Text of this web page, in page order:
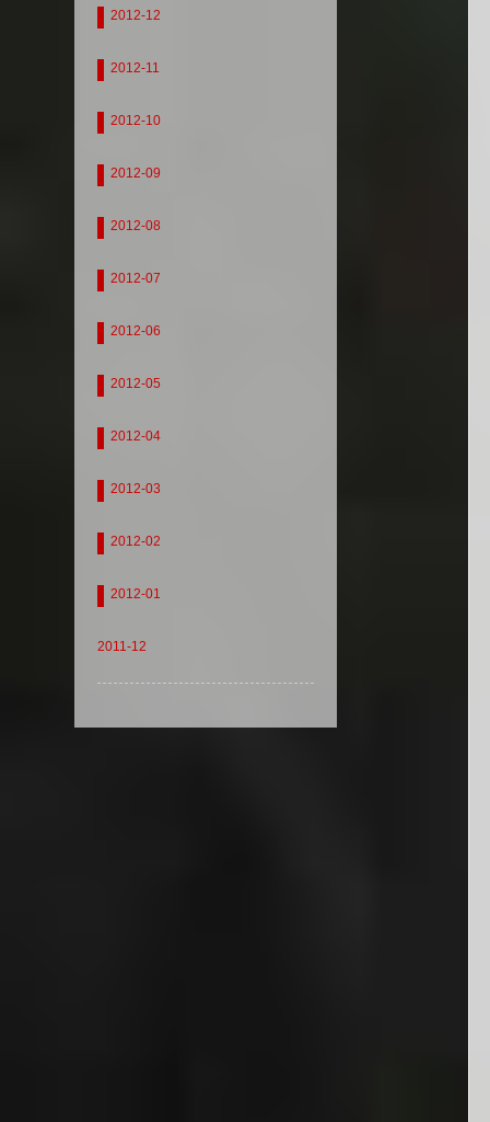
2012-12
2012-11
2012-10
2012-09
2012-08
2012-07
2012-06
2012-05
2012-04
2012-03
2012-02
2012-01
2011-12